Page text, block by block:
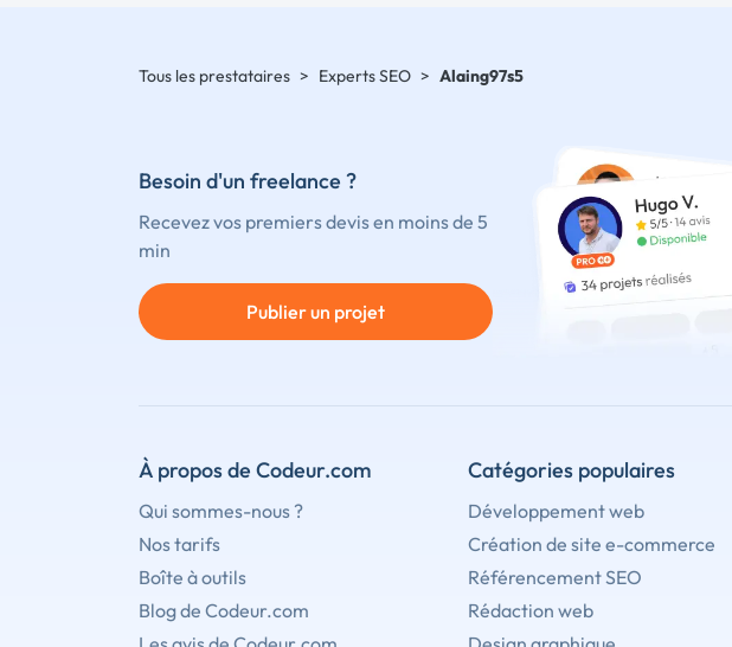
Tous les prestataires > Experts SEO > Alaing97s5
Besoin d'un freelance ?
Recevez vos premiers devis en moins de 5
min
Publier un projet
À propos de Codeur.com
Qui sommes-nous ?
Nos tarifs
Boîte à outils
Blog de Codeur.com
Catégories populaires
Développement web
Création de site e-commerce
Référencement SEO
Rédaction web